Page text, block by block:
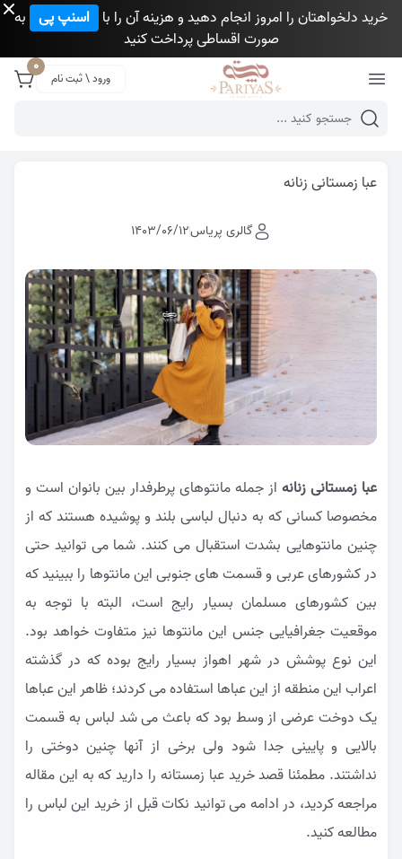
خرید دلخواهتان را امروز انجام دهید و هزینه آن را با اسنپ پی به
صورت اقساطی پرداخت کنید
ورود \ ثبت نام
0
Mobile header search
عبا زمستانی زنانه
گالری پریاس1403/06/12
عبا زمستانی زنانه از جمله مانتوهای پرطرفدار بین بانوان است و
مخصوصا کسانی که به دنبال لباسی بلند و پوشیده هستند که از
چنین مانتوهایی بشدت استقبال می کنند. شما می توانید حتی
در کشورهای عربی و قسمت های جنوبی این مانتوها را ببینید که
بین کشورهای مسلمان بسیار رایج است، البته با توجه به
موقعیت جغرافیایی جنس این مانتوها نیز متفاوت خواهد بود.
این نوع پوشش در شهر اهواز بسیار رایج بوده که در گذشته
اعراب این منطقه از این عباها استفاده می کردند؛ ظاهر این عباها
یک دوخت عرضی از وسط بود که باعث می شد لباس به قسمت
بالایی و پایینی جدا شود ولی برخی از آنها چنین دوختی را
نداشتند. مطمئنا قصد خرید عبا زمستانه را دارید که به این مقاله
مراجعه کردید، در ادامه می توانید نکات قبل از خرید این لباس را
مطالعه کنید.